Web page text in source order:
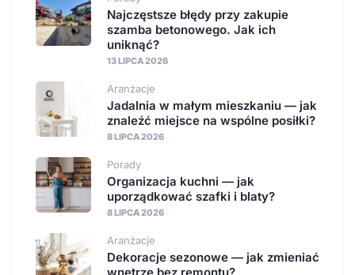
Najczęstsze błędy przy zakupie
szamba betonowego. Jak ich
uniknąć?
13 LIPCA 2026
Aranżacje
Jadalnia w małym mieszkaniu — jak
znaleźć miejsce na wspólne posiłki?
8 LIPCA 2026
Porady
Organizacja kuchni — jak
uporządkować szafki i blaty?
8 LIPCA 2026
Aranżacje
Dekoracje sezonowe — jak zmieniać